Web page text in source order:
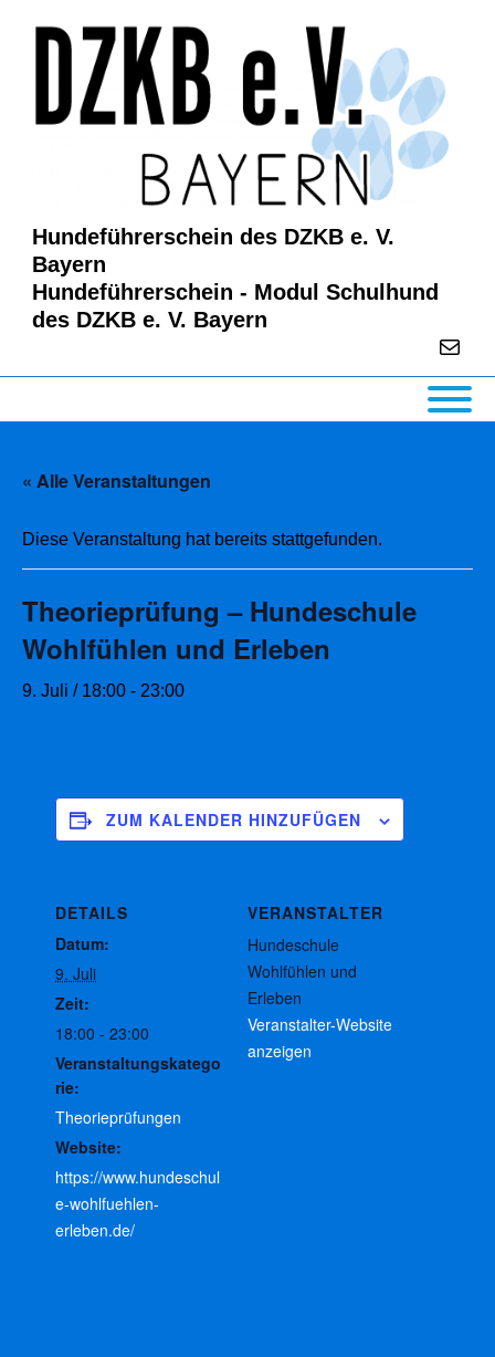
Hundeführerschein des DZKB e. V.
Bayern
Hundeführerschein - Modul Schulhund
des DZKB e. V. Bayern
E-Mail
Navigation
« Alle Veranstaltungen
Diese Veranstaltung hat bereits stattgefunden.
Theorieprüfung – Hundeschule
Wohlfühlen und Erleben
9. Juli / 18:00 - 23:00
ZUM KALENDER HINZUFÜGEN
DETAILS
Datum:
9. Juli
Zeit:
18:00 - 23:00
Veranstaltungskatego
rie:
Theorieprüfungen
Website:
https://www.hundeschul
e-wohlfuehlen-
erleben.de/
VERANSTALTER
Hundeschule
Wohlfühlen und
Erleben
Veranstalter-Website
anzeigen